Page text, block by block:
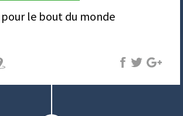
le bout du monde